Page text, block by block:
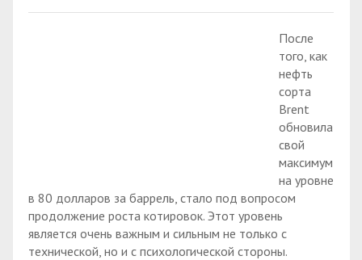
После
того, как
нефть
сорта
Brent
обновила
свой
максимум
на уровне
в 80 долларов за баррель, стало под вопросом
продолжение роста котировок. Этот уровень
является очень важным и сильным не только с
технической, но и с психологической стороны.